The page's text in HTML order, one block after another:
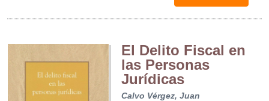
El Delito Fiscal en
las Personas
Jurídicas
Calvo Vérgez, Juan